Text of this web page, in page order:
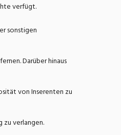
verfügt.
sonstigen
Darüber hinaus
von Inserenten zu
verlangen.